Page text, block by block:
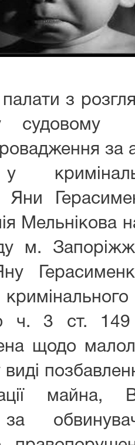
палати з
судовому
за
Яни
Мельнікова
м.
ч. 3 ст. 149
щодо
майна,
за